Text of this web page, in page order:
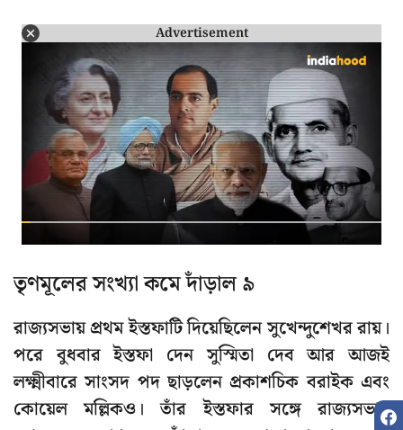
Advertisement
তৃণমূলের সংখ্যা কমে দাঁড়াল ৯
রাজ্যসভায় প্রথম ইস্তফাটি দিয়েছিলেন সুখেন্দুশেখর রায়।
পরে বুধবার ইস্তফা দেন সুস্মিতা দেব আর আজই
লক্ষ্মীবারে সাংসদ পদ ছাড়লেন প্রকাশচিক বরাইক এবং
কোয়েল মল্লিকও। তাঁর ইস্তফার সঙ্গে রাজ্যসভায়